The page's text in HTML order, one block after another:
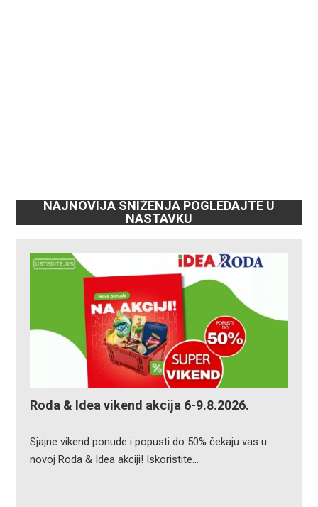
NAJNOVIJA SNIŽENJA POGLEDAJTE U
NASTAVKU
Roda & Idea vikend akcija 6-9.8.2026.
Sjajne vikend ponude i popusti do 50% čekaju vas u
novoj Roda & Idea akciji! Iskoristite…